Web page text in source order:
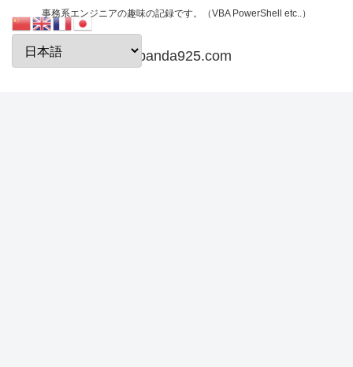
事務系エンジニアの趣味の記録です。（VBA PowerShell etc..）
papanda925.com